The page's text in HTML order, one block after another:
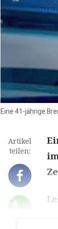
Eine 41-jährige
Artikel
teilen: